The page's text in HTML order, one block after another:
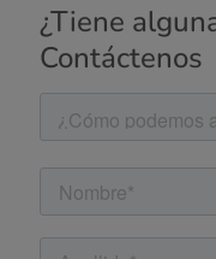
¿Tiene
Contáctenos